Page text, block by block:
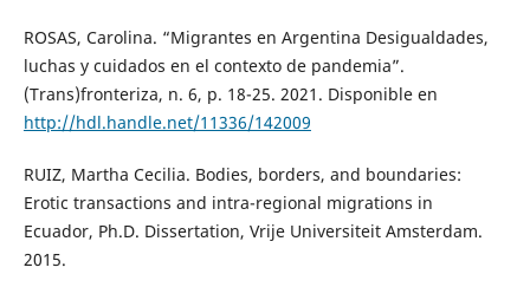
ROSAS, Carolina. “Migrantes en Argentina Desigualdades,
luchas y cuidados en el contexto de pandemia”.
(Trans)fronteriza, n. 6, p. 18-25. 2021. Disponible en
http://hdl.handle.net/11336/142009
RUIZ, Martha Cecilia. Bodies, borders, and boundaries:
Erotic transactions and intra-regional migrations in
Ecuador, Ph.D. Dissertation, Vrije Universiteit Amsterdam.
2015.